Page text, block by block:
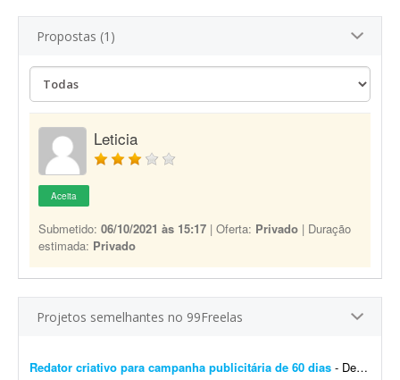
Propostas (1)
Leticia
Aceita
Submetido: 06/10/2021 às 15:17 | Oferta: Privado | Duração
estimada: Privado
Projetos semelhantes no 99Freelas
Redator criativo para campanha publicitária de 60 dias - Desenvolver supervisão editorial, definição de objetivos, escrita de títulos e blocos de texto e definição do estilo de campanha para uma campanha publicit...